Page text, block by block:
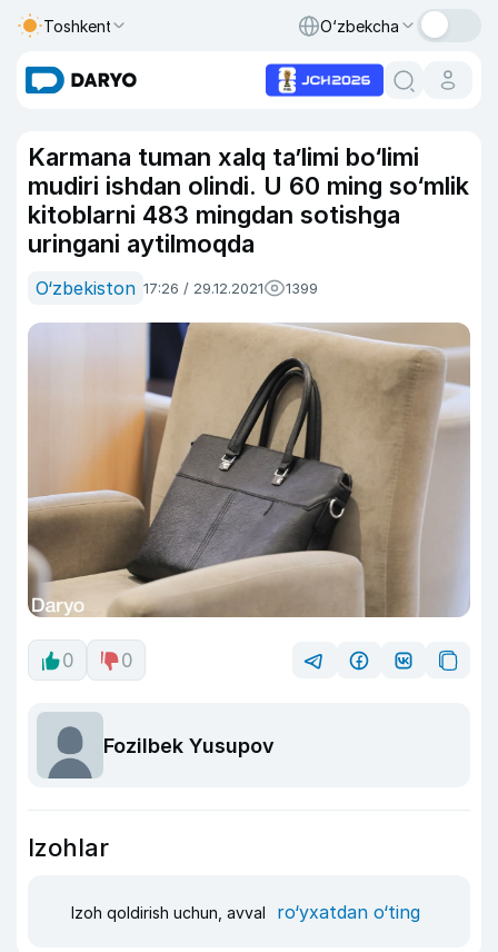
Toshkent O‘zbekcha
Karmana tuman xalq ta’limi bo‘limi
mudiri ishdan olindi. U 60 ming so‘mlik
kitoblarni 483 mingdan sotishga
uringani aytilmoqda
O‘zbekiston 17:26 / 29.12.2021 1399
0 0
Fozilbek Yusupov
Izohlar
Izoh qoldirish uchun, avval ro‘yxatdan o‘ting